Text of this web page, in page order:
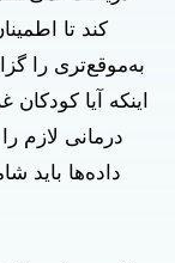
کند تا
به‌موقع‌تری را
اینکه آیا
درمانی لازم
داده‌ها باید